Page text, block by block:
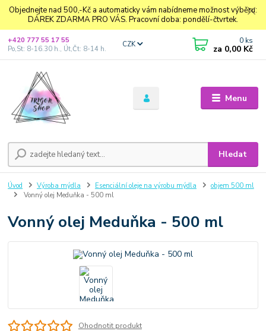
Objednejte nad 500,-Kč a automaticky vám nabídneme možnost výběru:
DÁREK ZDARMA PRO VÁS. Pracovní doba: pondělí-čtvrtek.
Menu
CZK
Hledat
+420 777 55 17 55
Po,St: 8-16.30 h., Út,Čt: 8-14 h.
0 ks
za 0,00 Kč
Úvod Výroba mýdla Esenciální oleje na výrobu mýdla
objem 500 ml
Vonný olej Meduňka - 500 ml
Vonný olej Meduňka - 500 ml
Ohodnotit produkt